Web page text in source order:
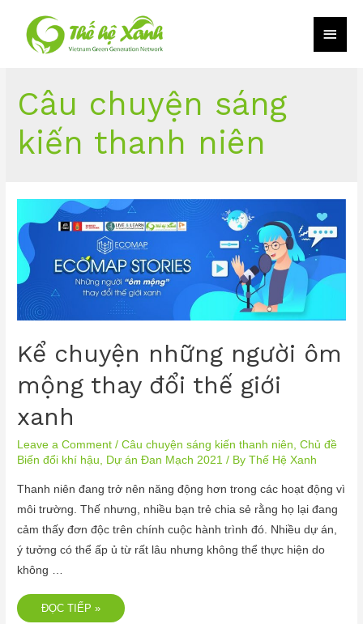
Câu chuyện sáng
kiến thanh niên
Kể chuyện những người ôm
mộng thay đổi thế giới
xanh
Leave a Comment /Câu chuyện sáng kiến thanh niên ,Chủ đề
Biến đổi khí hậu
Dự án Đan Mạch 2021 / ByThế Hệ Xanh
Thanh niên đang trở nên năng động hơn trong các hoạt động vì
môi trường. Thế nhưng, nhiều bạn trẻ chia sẻ rằng họ lại đang
cảm thấy đơn độc trên chính cuộc hành trình đó. Nhiều dự án,
ý tưởng có thể ấp ủ từ rất lâu nhưng không thể thực hiện do
không …
ĐỌC TIẾP »